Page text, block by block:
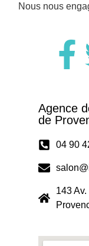
Nous nous
Agence
de
04 90
143